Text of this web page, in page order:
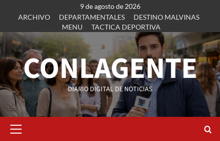
9 de agosto de 2026
ARCHIVO
DEPARTAMENTALES
DESTINO MALVINAS
MENU
TACTICA DEPORTIVA
CONLAGENTE
DIARIO DIGITAL DE NOTICIAS